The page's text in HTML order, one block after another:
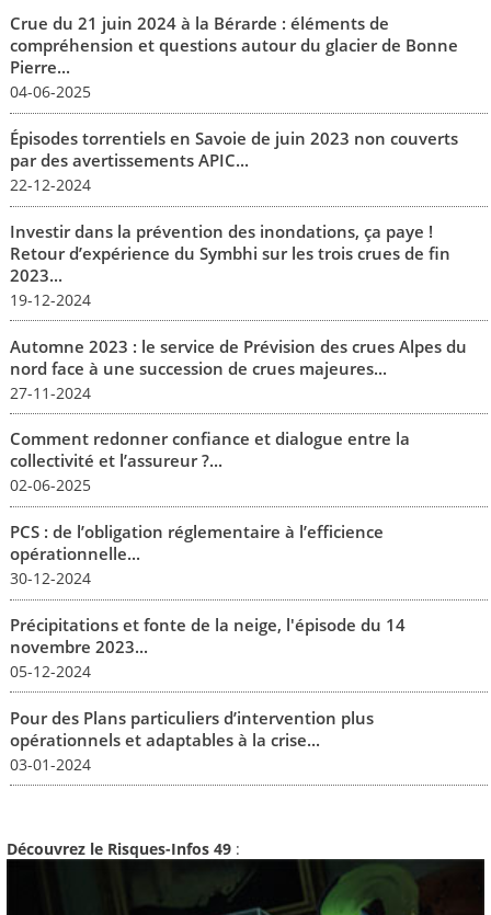
Crue du 21 juin 2024 à la Bérarde : éléments de
compréhension et questions autour du glacier de Bonne
Pierre...
04-06-2025
Épisodes torrentiels en Savoie de juin 2023 non couverts
par des avertissements APIC...
22-12-2024
Investir dans la prévention des inondations, ça paye !
Retour d’expérience du Symbhi sur les trois crues de fin
2023...
19-12-2024
Automne 2023 : le service de Prévision des crues Alpes du
nord face à une succession de crues majeures...
27-11-2024
Comment redonner confiance et dialogue entre la
collectivité et l’assureur ?...
02-06-2025
PCS : de l’obligation réglementaire à l’efficience
opérationnelle...
30-12-2024
Précipitations et fonte de la neige, l'épisode du 14
novembre 2023...
05-12-2024
Pour des Plans particuliers d’intervention plus
opérationnels et adaptables à la crise...
03-01-2024
Découvrez le Risques-Infos 49 :